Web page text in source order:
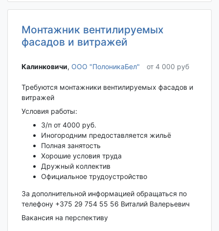
Монтажник вентилируемых
фасадов и витражей
Калинковичи‎, ООО "ПолоникаБел" от 4 000 руб
Требуются монтажники вентилируемых фасадов и
витражей
Условия работы:
З/п от 4000 руб.
Иногородним предоставляется жильё
Полная занятость
Хорошие условия труда
Дружный коллектив
Официальное трудоустройство
За дополнительной информацией обращаться по
телефону +375 29 754 55 56 Виталий Валерьевич
Вакансия на перспективу